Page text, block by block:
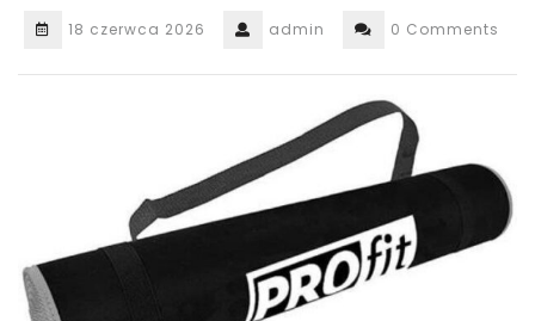
18 czerwca 2026 admin 0 Comments